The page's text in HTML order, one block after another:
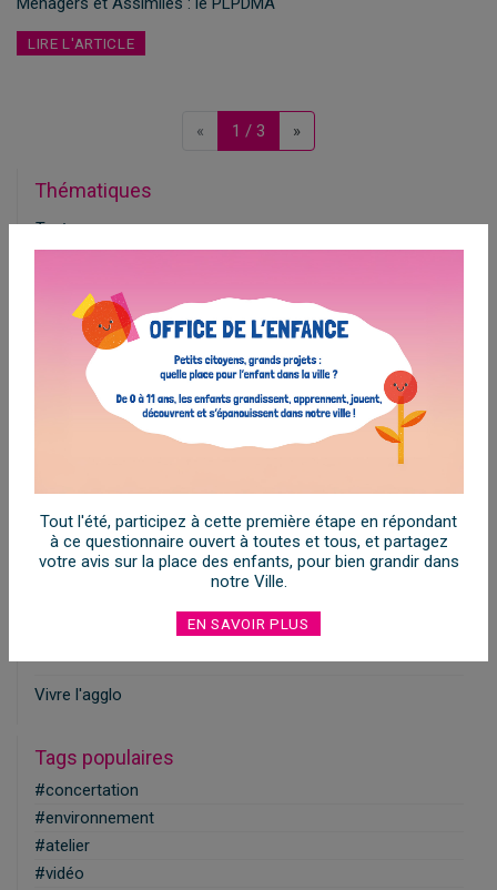
LIRE L'ARTICLE
« Previous
1 / 3 »Next
Thématiques
Toutes
Cadre de vie
Concertation
Éco-gagnant
Habitat
1
Jeunesse
10
Vivre l'agglo
Tags populaires
#concertation
#environnement
#atelier
#vidéo
Tout l'été, participez à cette première étape en répondant
à ce questionnaire ouvert à toutes et tous, et partagez
votre avis sur la place des enfants, pour bien grandir dans
notre Ville.
EN SAVOIR PLUS